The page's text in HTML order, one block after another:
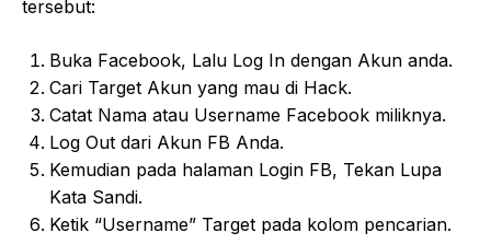
tersebut:
Buka Facebook, Lalu Log In dengan Akun anda.
Cari Target Akun yang mau di Hack.
Catat Nama atau Username Facebook miliknya.
Log Out dari Akun FB Anda.
Kemudian pada halaman Login FB, Tekan Lupa
Kata Sandi.
Ketik “Username” Target pada kolom pencarian.